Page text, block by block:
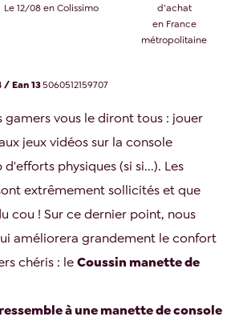
Le 12/08 en Colissimo
d’achat
en France
métropolitaine
/ Ean 135060512159707
gamers vous le diront tous : jouer
jeux vidéos sur la console
physiques (si si...). Les
extrêmement sollicités et que
cou ! Sur ce dernier point, nous
améliorera grandement le confort
chéris : leCoussin manette de
ressemble à une manette de console